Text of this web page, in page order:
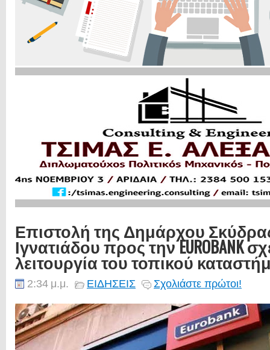
Επιστολή της Δημάρχου
Ιγνατιάδου προς την EUROBANK
λειτουργία του τοπικού
2:34 μ.μ. ΕΙΔΗΣΕΙΣ Σχολιάστε πρώτοι!